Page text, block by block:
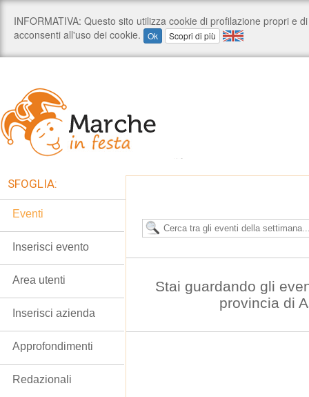
Stai guardando gli
provincia di
SFOGLIA:
Eventi
Inserisci evento
Area utenti
Inserisci azienda
Approfondimenti
Redazionali